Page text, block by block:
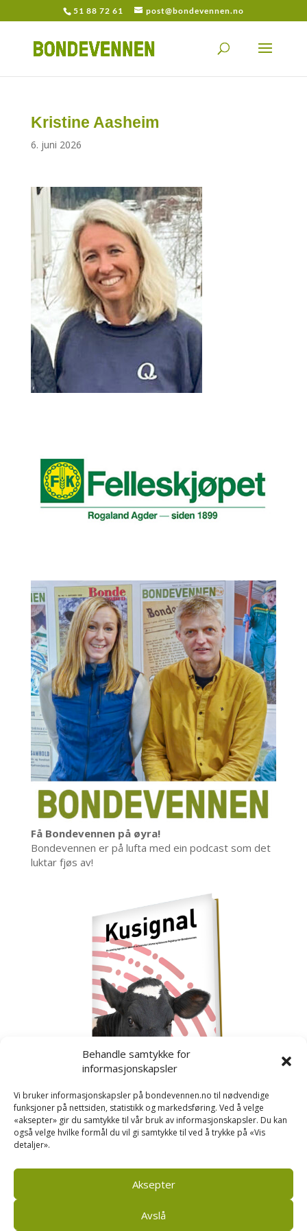
Behandle samtykke for
informasjonskapsler
Vi bruker informasjonskapsler på bondevennen.no til nødvendige
funksjoner på nettsiden, statistikk og markedsføring. Ved å velge
«aksepter» gir du samtykke til vår bruk av informasjonskapsler. Du kan
også velge hvilke formål du vil gi samtykke til ved å trykke på «Vis
detaljer».
Aksepter
Avslå
51 88 72 61 post@bondevennen.no
Kristine Aasheim
6. juni 2026
Få Bondevennen på øyra!
Bondevennen er på lufta med ein podcast som det
luktar fjøs av!
Kusignal